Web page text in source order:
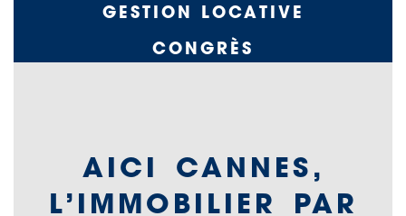
GESTION LOCATIVE
CONGRÈS
AICI CANNES,
L’IMMOBILIER PAR